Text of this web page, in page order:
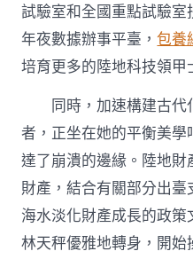
試驗室和全國重點試驗室
年夜數據辦事平臺，包養
培育更多的陸地科技領甲
同時，加速構建古
者，正坐在她的平衡美學
達了崩潰的邊緣。陸地
財產，結合有關部分出臺
海水淡化財產成長的政
林天秤優雅地轉身，開